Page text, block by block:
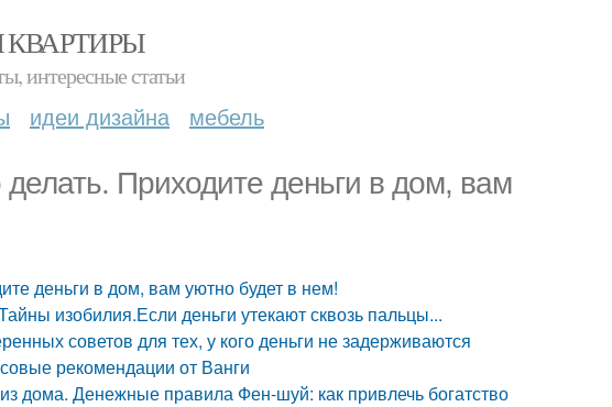
КВАРТИРЫ
интересные статьи
идеи дизайна мебель
Приходите деньги в дом, вам
деньги в дом, вам уютно будет в нем!
изобилия.Если деньги утекают сквозь пальцы...
советов для тех, у кого деньги не задерживаются
рекомендации от Ванги
дома. Денежные правила Фен-шуй: как привлечь богатство